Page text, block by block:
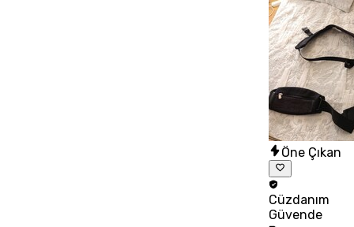
Öne Çıkan
Cüzdanım
Güvende